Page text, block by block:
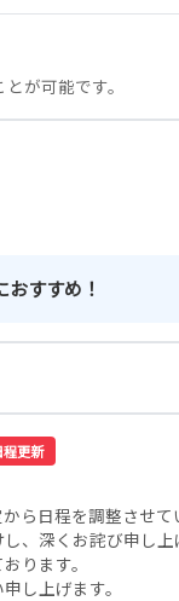
が可能です。
すすめ！
程更新
ら日程を調整させて
、深くお詫び申し上
ります。
し上げます。